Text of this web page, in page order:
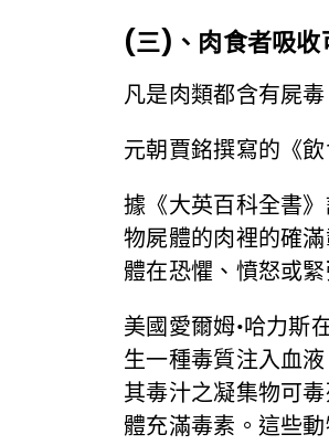
(三)、肉食者吸收
凡是肉類都含有屍
元朝賈銘撰寫的《
據《大英百科全書
物屍體的肉裡的確
體在恐懼、憤怒或
美國愛爾姆•哈力斯
生一種毒質注入血
其毒汁之凝集物可
體充滿毒素。這些